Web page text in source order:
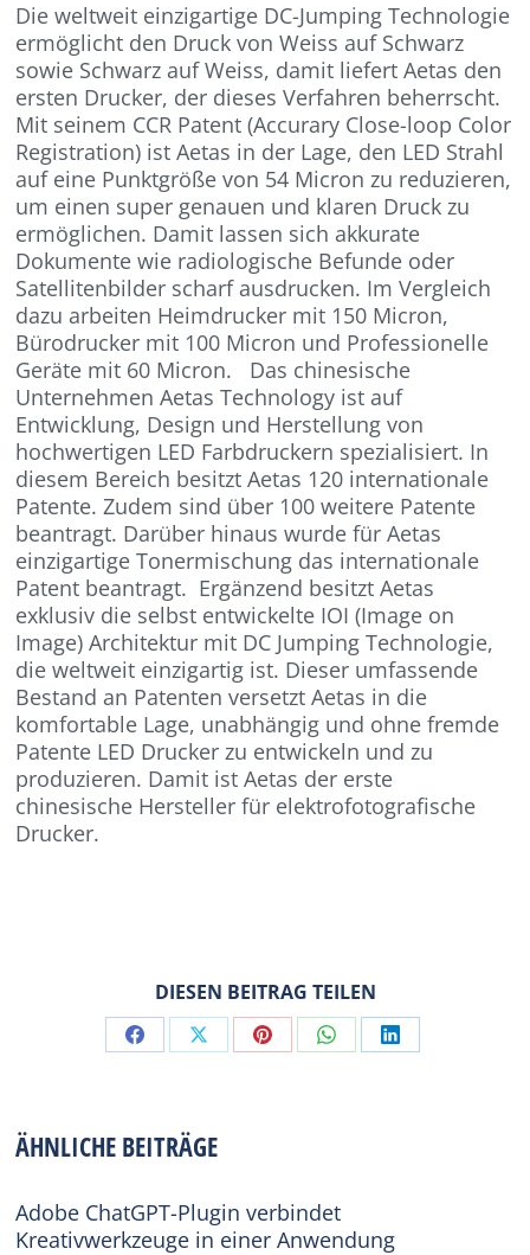
Die weltweit einzigartige DC-Jumping Technologie
ermöglicht den Druck von Weiss auf Schwarz
sowie Schwarz auf Weiss, damit liefert Aetas den
ersten Drucker, der dieses Verfahren beherrscht.
Mit seinem CCR Patent (Accurary Close-loop Color
Registration) ist Aetas in der Lage, den LED Strahl
auf eine Punktgröße von 54 Micron zu reduzieren,
um einen super genauen und klaren Druck zu
ermöglichen. Damit lassen sich akkurate
Dokumente wie radiologische Befunde oder
Satellitenbilder scharf ausdrucken. Im Vergleich
dazu arbeiten Heimdrucker mit 150 Micron,
Bürodrucker mit 100 Micron und Professionelle
Geräte mit 60 Micron. Das chinesische
Unternehmen Aetas Technology ist auf
Entwicklung, Design und Herstellung von
hochwertigen LED Farbdruckern spezialisiert. In
diesem Bereich besitzt Aetas 120 internationale
Patente. Zudem sind über 100 weitere Patente
beantragt. Darüber hinaus wurde für Aetas
einzigartige Tonermischung das internationale
Patent beantragt. Ergänzend besitzt Aetas
exklusiv die selbst entwickelte IOI (Image on
Image) Architektur mit DC Jumping Technologie,
die weltweit einzigartig ist. Dieser umfassende
Bestand an Patenten versetzt Aetas in die
komfortable Lage, unabhängig und ohne fremde
Patente LED Drucker zu entwickeln und zu
produzieren. Damit ist Aetas der erste
chinesische Hersteller für elektrofotografische
Drucker.
DIESEN BEITRAG TEILEN
Share Share Share Share Share
ÄHNLICHE BEITRÄGE
Adobe ChatGPT-Plugin verbindet
Kreativwerkzeuge in einer Anwendung